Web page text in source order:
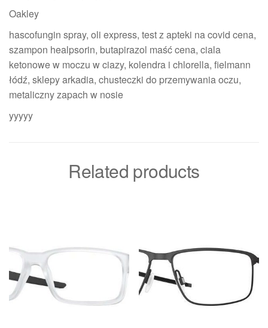
Oakley
hascofungin spray, oli express, test z apteki na covid cena,
szampon healpsorin, butapirazol maść cena, ciala
ketonowe w moczu w ciazy, kolendra i chlorella, fielmann
łódź, sklepy arkadia, chusteczki do przemywania oczu,
metaliczny zapach w nosie
yyyyy
Related products